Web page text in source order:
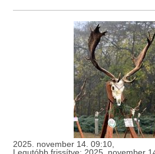
2025. november 14. 09:10,